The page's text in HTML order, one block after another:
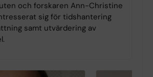
och forskaren Ann-Christine
sig för tidshantering
samt utvärdering av